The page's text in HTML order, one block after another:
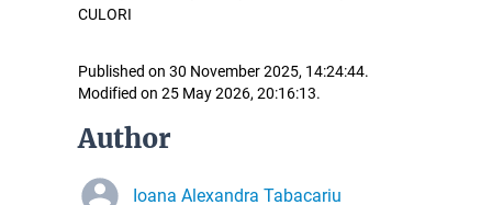
CULORI
Published on 30 November 2025, 14:24:44.
Modified on 25 May 2026, 20:16:13.
Author
Ioana Alexandra Tabacariu